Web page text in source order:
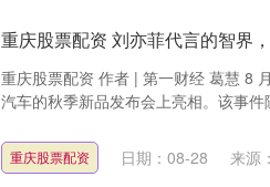
重庆股票配资 刘亦菲代言的智界
重庆股票配资 作者 | 第一财经 葛慧 8
汽车的秋季新品发布会上亮相。该事
重庆股票配资 日期：08-28 来源